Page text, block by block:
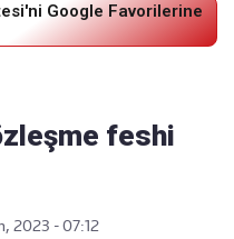
Google Favorilerine
feshi
2023 - 07:12